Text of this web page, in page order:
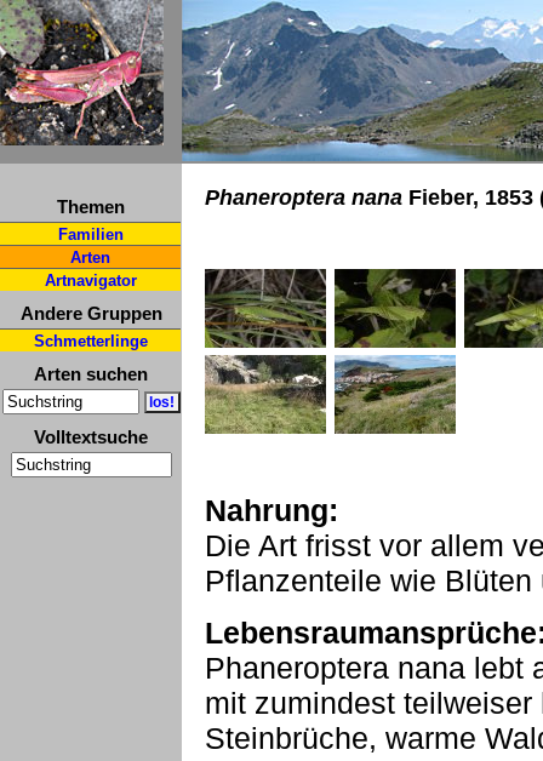
Themen
Familien
Arten
Artnavigator
Andere Gruppen
Schmetterlinge
Arten suchen
Volltextsuche
Phaneroptera nana Fieber,
Nahrung:
Die Art frisst vor allem
Pflanzenteile wie Blüten
Phaneroptera nana lebt
mit zumindest
Steinbrüche, warme